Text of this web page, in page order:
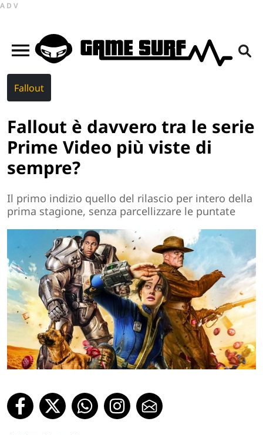
ADV
Fallout
Fallout è davvero tra le serie
Prime Video più viste di
sempre?
Il primo indizio quello del rilascio per intero della
prima stagione, senza parcellizzare le puntate